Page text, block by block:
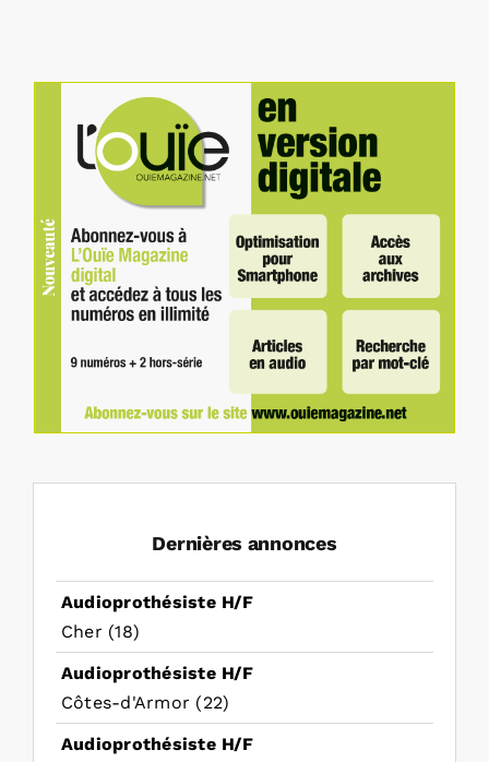
Dernières annonces
Audioprothésiste H/F
Cher (18)
Audioprothésiste H/F
Côtes-d'Armor (22)
Audioprothésiste H/F